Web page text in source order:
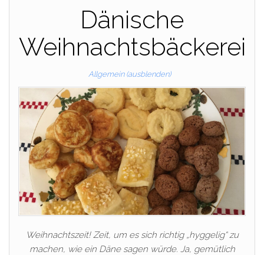
Dänische
Weihnachtsbäckerei
Allgemein (ausblenden)
Weihnachtszeit! Zeit, um es sich richtig „hyggelig“ zu
machen, wie ein Däne sagen würde. Ja, gemütlich